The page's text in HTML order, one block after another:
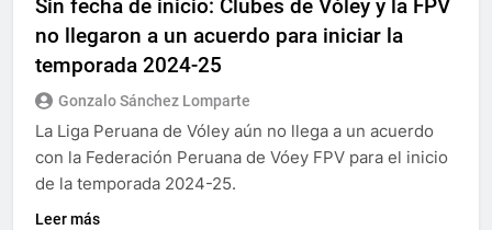
Sin fecha de inicio: Clubes de Vóley y la FPV
no llegaron a un acuerdo para iniciar la
temporada 2024-25
Gonzalo Sánchez Lomparte
La Liga Peruana de Vóley aún no llega a un acuerdo
con la Federación Peruana de Vóey FPV para el inicio
de la temporada 2024-25.
Leer más